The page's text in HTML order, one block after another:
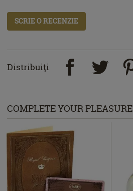
SCRIE O RECENZIE
Distribuiţi
COMPLETE YOUR PLEASURE